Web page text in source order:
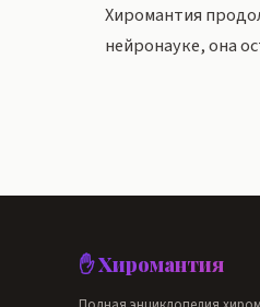
Хиромантия
нейронауке, она
✋ Хиромантия